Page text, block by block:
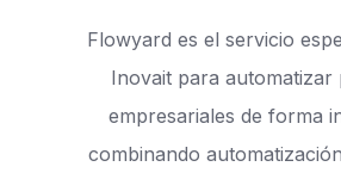
Flowyard es el servicio
Inovait para automatizar
empresariales de forma
combinando